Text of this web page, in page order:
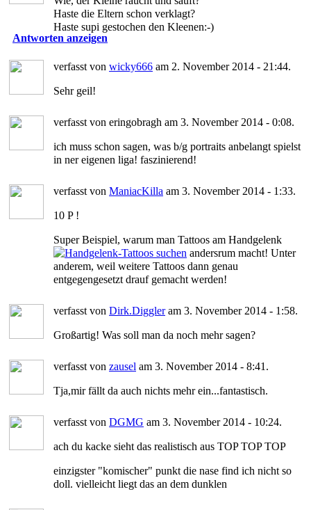
Haste die Eltern schon verklagt?
Haste supi gestochen den Kleenen:-)
Antworten anzeigen
verfasst von wicky666 am 2. November 2014 - 21:44.
Sehr geil!
verfasst von eringobragh am 3. November 2014 - 0:08.
ich muss schon sagen, was b/g portraits anbelangt spielst
in ner eigenen liga! faszinierend!
verfasst von ManiacKilla am 3. November 2014 - 1:33.
10 P !
Super Beispiel, warum man Tattoos am Handgelenk
andersrum macht! Unter
anderem, weil weitere Tattoos dann genau
entgegengesetzt drauf gemacht werden!
verfasst von Dirk.Diggleram 3. November 2014 - 1:58.
Großartig! Was soll man da noch mehr sagen?
verfasst von zausel am 3. November 2014 - 8:41.
Tja,mir fällt da auch nichts mehr ein...fantastisch.
verfasst von DGMG am 3. November 2014 - 10:24.
ach du kacke sieht das realistisch aus TOP TOP TOP
einzigster "komischer" punkt die nase find ich nicht so
doll. vielleicht liegt das an dem dunklen